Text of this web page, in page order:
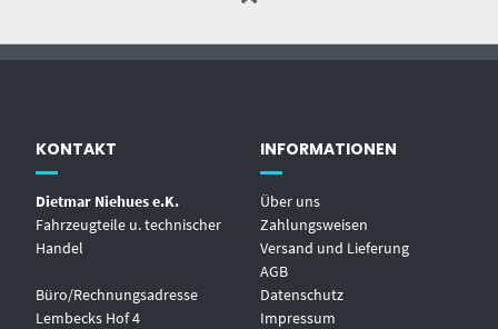
KONTAKT
Dietmar Niehues e.K.
Fahrzeugteile u. technischer
Handel
Büro/Rechnungsadresse
Lembecks Hof 4
INFORMATIONEN
Über uns
Zahlungsweisen
Versand und Lieferung
AGB
Datenschutz
Impressum